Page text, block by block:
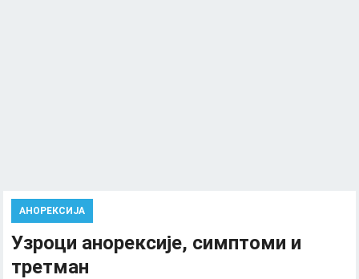
АНОРЕКСИЈА
Узроци анорексије, симптоми и
третман